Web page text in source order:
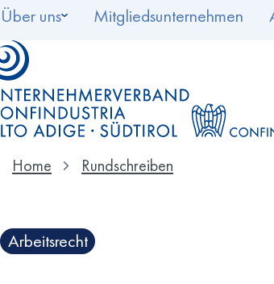
Über uns Mitgliedsunternehmen
Home Rundschreiben
Arbeitsrecht